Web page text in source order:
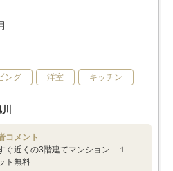
ング 洋室 キッチン
コメント
ぐ近くの3階建てマンション １
ト無料